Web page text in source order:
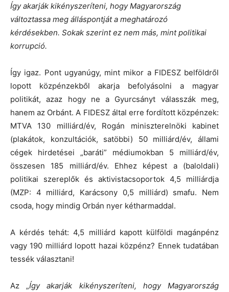
Így akarják kikényszeríteni, hogy Magyarország
változtassa meg álláspontját a meghatározó
kérdésekben. Sokak szerint ez nem más, mint politikai
korrupció.
Így igaz. Pont ugyanúgy, mint mikor a FIDESZ belföldről
lopott közpénzekből akarja befolyásolni a magyar
politikát, azaz hogy ne a Gyurcsányt válasszák meg,
hanem az Orbánt. A FIDESZ által erre fordított közpénzek:
MTVA 130 milliárd/év, Rogán miniszterelnöki kabinet
(plakátok, konzultációk, satöbbi) 50 milliárd/év, állami
cégek hirdetései „baráti” médiumokban 5 milliárd/év,
összesen 185 milliárd/év. Ehhez képest a (baloldali)
politikai szereplők és aktivistacsoportok 4,5 milliárdja
(MZP: 4 milliárd, Karácsony 0,5 milliárd) smafu. Nem
csoda, hogy mindig Orbán nyer kétharmaddal.
A kérdés tehát: 4,5 milliárd kapott külföldi magánpénz
vagy 190 milliárd lopott hazai közpénz? Ennek tudatában
tessék választani!
Az „Így akarják kikényszeríteni, hogy Magyarország